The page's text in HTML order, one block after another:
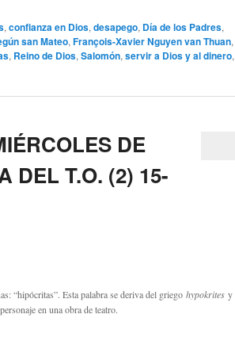
, confianza en Dios, desapego, Día de los Padres,
san Mateo, François-Xavier Nguyen van Thuan,
, Reino de Dios, Salomón, servir a Dios y al dinero,
DE
DEL T.O. (2) 15-
“hipócritas”. Esta palabra se deriva del griego hypokrites y
en una obra de teatro.